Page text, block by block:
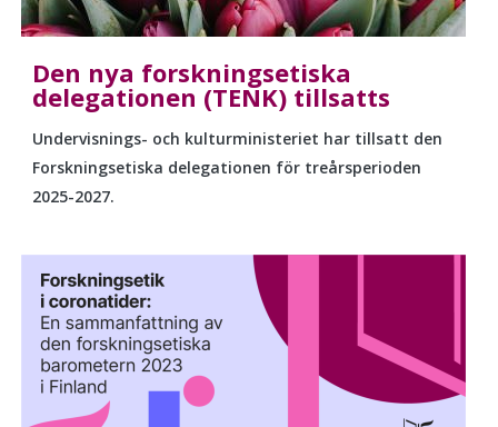
Den nya forskningsetiska
delegationen (TENK) tillsatts
Undervisnings- och kulturministeriet har tillsatt den
Forskningsetiska delegationen för treårsperioden
2025-2027.